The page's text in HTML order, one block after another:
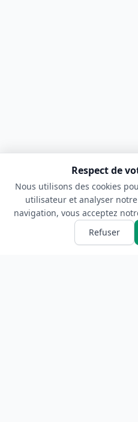
Respect de
Nous utilisons des cookies
utilisateur et analyser
navigation, vous acceptez
Refuser